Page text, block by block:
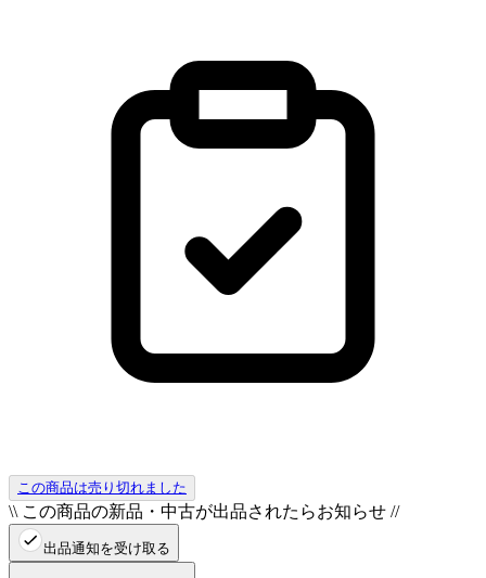
この商品は売り切れました
\\ この商品の新品・中古が出品されたらお知らせ //
出品通知を受け取る